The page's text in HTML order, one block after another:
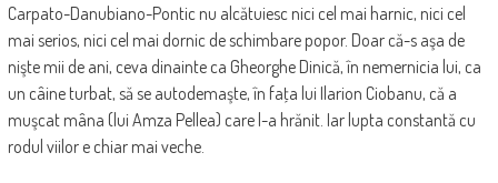
Carpato-Danubiano-Pontic nu alcătuiesc nici cel mai harnic, nici cel
mai serios, nici cel mai dornic de schimbare popor. Doar că-s aşa de
nişte mii de ani, ceva dinainte ca Gheorghe Dinică, în nemernicia lui, ca
un câine turbat, să se autodemaşte, în faţa lui Ilarion Ciobanu, că a
muşcat mâna (lui Amza Pellea) care l-a hrănit. Iar lupta constantă cu
rodul viilor e chiar mai veche.